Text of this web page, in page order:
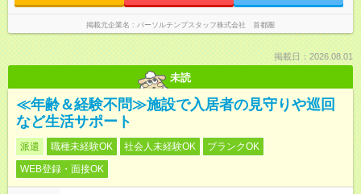
掲載元企業名 パーソルテンプスタッフ株式会社 首都圏
掲載日：2026.08.01
未読
≪年齢＆経験不問≫施設で入居者の見守りや巡回
など生活サポート
派遣 職種未経験OK 社会人未経験OK
ブランクOK
WEB登録・面接OK